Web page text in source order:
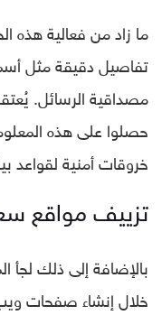
ما زاد من فعالية هذه
تفاصيل دقيقة مثل
مصداقية الرسائل.
حصلوا على هذه
خروقات أمنية لقواعد
تزييف مواقع
بالإضافة إلى ذلك لجأ
خلال إنشاء صفحات